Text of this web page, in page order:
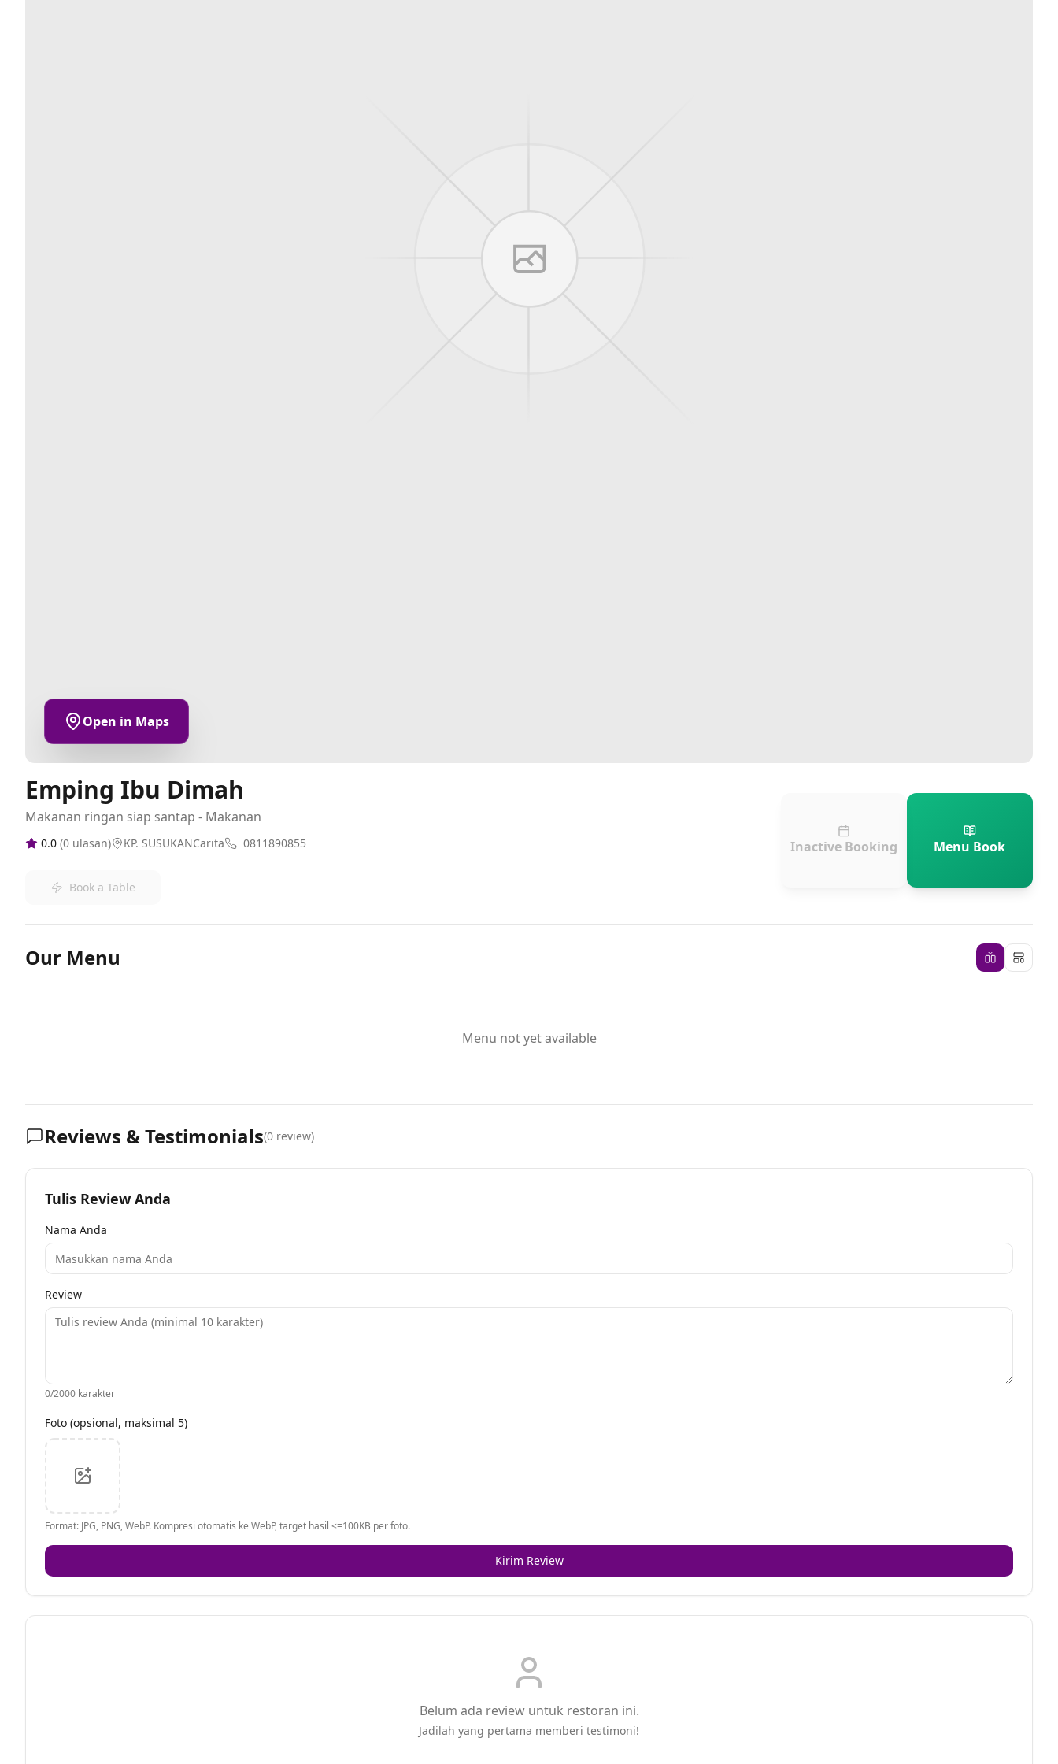
Open in Maps
Emping Ibu Dimah
Makanan ringan siap santap - Makanan
0.0 (0 ulasan) KP. SUSUKANCarita 0811890855
Book a Table
Inactive Booking Menu Book
Our Menu
Menu not yet available
Reviews & Testimonials(0 review)
Tulis Review Anda
Nama Anda
Review
0/2000 karakter
Foto (opsional, maksimal 5)
Format: JPG, PNG, WebP. Kompresi otomatis ke WebP, target hasil <=100KB per foto.
Kirim Review
Belum ada review untuk restoran ini.
Jadilah yang pertama memberi testimoni!